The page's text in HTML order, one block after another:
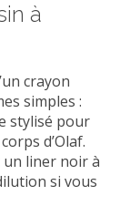
à
crayon
simples :
stylisé pour
d’Olaf.
un liner noir à
si vous